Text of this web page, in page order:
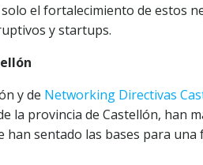
el fortalecimiento de estos
y startups.
y de Networking Directivas
la provincia de Castellón, han
sentado las bases para